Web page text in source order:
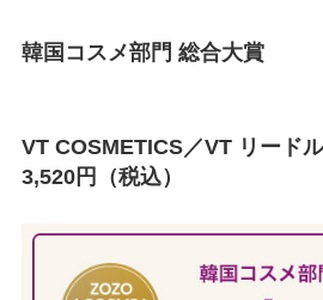
韓国コスメ部門 総合大賞
VT COSMETICS／VT リード
3,520円（税込）